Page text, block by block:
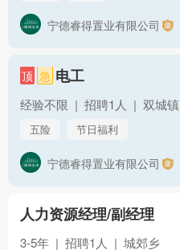
宁德睿得置业有限公司
顶 急 电工
经验不限 | 招聘1人 | 双城镇
五险 节日福利
宁德睿得置业有限公司
人力资源经理/副经理
3-5年 | 招聘1人 | 城郊乡